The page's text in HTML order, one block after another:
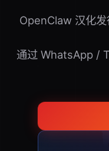
OpenClaw 汉化
通过 WhatsApp /